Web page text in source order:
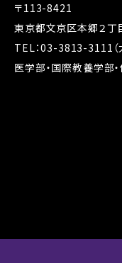
〒113-8421
東京都文京区本郷２丁
TEL：03-3813-3111（
医学部・国際教養学部